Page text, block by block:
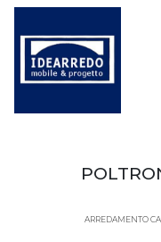
ARREDAMENTO